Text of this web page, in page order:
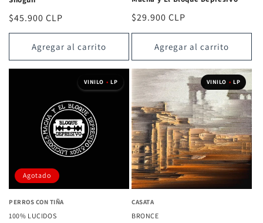
Precio
habitual
$45.900 CLP
Agregar al carrito
Precio
habitual
$29.900 CLP
Agregar al carrito
VINILO • LP
Agotado
PERROS CON TIÑA
100% LUCIDOS
VINILO • LP
CASATA
BRONCE